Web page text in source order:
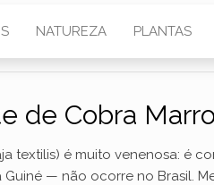
NATUREZA PLANTAS
de Cobra
textilis) é muito venenosa: é
— não ocorre no Brasil.